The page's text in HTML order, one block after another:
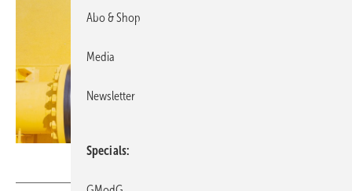
Abo & Shop
Media
Newsletter
Specials